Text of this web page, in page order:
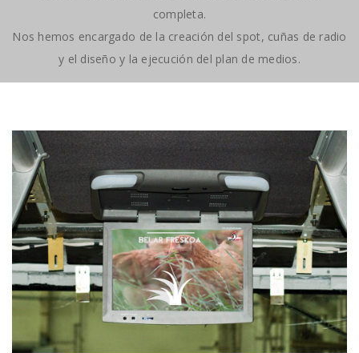
completa.
Nos hemos encargado de la creación del spot, cuñas de radio
y el diseño y la ejecución del plan de medios.